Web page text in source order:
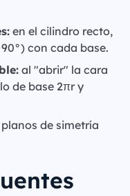
en el cilindro recto,
con cada base.
al "abrir" la cara
de base 2πr y
de simetría